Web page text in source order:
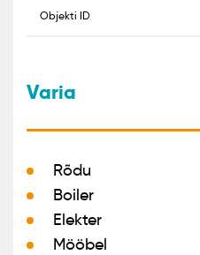
objekti ID
Varia
Rõdu
Boiler
Elekter
Mööbel